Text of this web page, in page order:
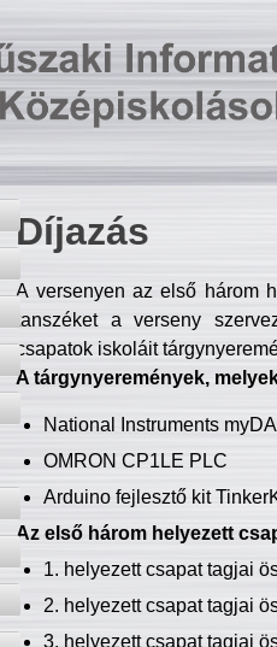
Díjazás
A versenyen az első három
tanszéket a verseny
csapatok iskoláit
A tárgynyeremények,
National Instruments
OMRON CP1LE PLC
Arduino fejlesztő kit
Az első három helyezett
1. helyezett csapat tagjai
2. helyezett csapat tagjai
3. helyezett csapat tagjai